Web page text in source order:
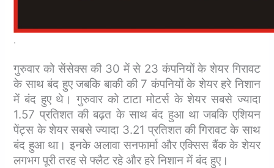
.
गुरुवार को सेंसेक्स की 30 में से 23 कंपनियों के शेयर गिरावट
के साथ बंद हुए जबकि बाकी की 7 कंपनियों के शेयर हरे निशान
में बंद हुए थे। गुरुवार को टाटा मोटर्स के शेयर सबसे ज्यादा
1.57 प्रतिशत की बढ़त के साथ बंद हुआ था जबकि एशियन
पेंट्स के शेयर सबसे ज्यादा 3.21 प्रतिशत की गिरावट के साथ
बंद हुआ था। इनके अलावा सनफार्मा और एक्सिस बैंक के शेयर
लगभग पूरी तरह से फ्लैट रहे और हरे निशान में बंद हुए।